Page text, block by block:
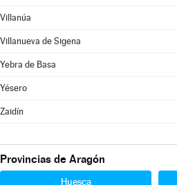
Villanúa
Villanueva de Sigena
Yebra de Basa
Yésero
Zaidín
Provincias de Aragón
Huesca